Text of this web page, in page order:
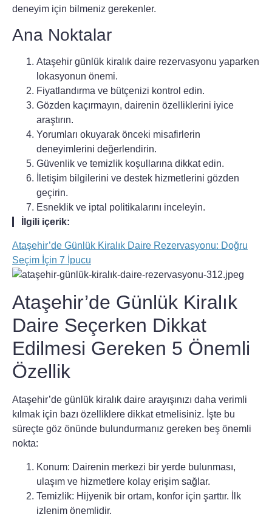
deneyim için bilmeniz gerekenler.
Ana Noktalar
Ataşehir günlük kiralık daire rezervasyonu yaparken
lokasyonun önemi.
Fiyatlandırma ve bütçenizi kontrol edin.
Gözden kaçırmayın, dairenin özelliklerini iyice
araştırın.
Yorumları okuyarak önceki misafirlerin
deneyimlerini değerlendirin.
Güvenlik ve temizlik koşullarına dikkat edin.
İletişim bilgilerini ve destek hizmetlerini gözden
geçirin.
Esneklik ve iptal politikalarını inceleyin.
İlgili içerik:
Ataşehir’de Günlük Kiralık Daire Rezervasyonu: Doğru
Seçim İçin 7 İpucu
Ataşehir’de Günlük Kiralık
Daire Seçerken Dikkat
Edilmesi Gereken 5 Önemli
Özellik
Ataşehir’de günlük kiralık daire arayışınızı daha verimli
kılmak için bazı özelliklere dikkat etmelisiniz. İşte bu
süreçte göz önünde bulundurmanız gereken beş önemli
nokta:
Konum: Dairenin merkezi bir yerde bulunması,
ulaşım ve hizmetlere kolay erişim sağlar.
Temizlik: Hijyenik bir ortam, konfor için şarttır. İlk
izlenim önemlidir.